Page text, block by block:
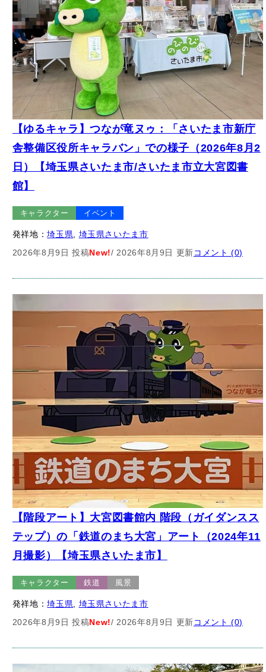
【ゆるキャラ】つなが竜ヌゥ：「さいたま市新庁
舎整備区役所キャラバン」での様子（2026年8月2
日）【埼玉県さいたま市/さいたま市立大宮図書
館】
キャラクター イベント
発祥地：埼玉県, 埼玉県さいたま市
2026年8月9日 投稿New!/ 2026年8月9日 更新コメント (0)
【階段アート】大宮図書館内 階段（ガイダンスス
テップ）の「鉄道のまち大宮」アート（2024年11
月撮影）【埼玉県さいたま市】
キャラクター 鉄道 風景
発祥地：埼玉県
埼玉県さいたま市
2026年8月9日 投稿New!/ 2026年8月9日 更新コメント (0)